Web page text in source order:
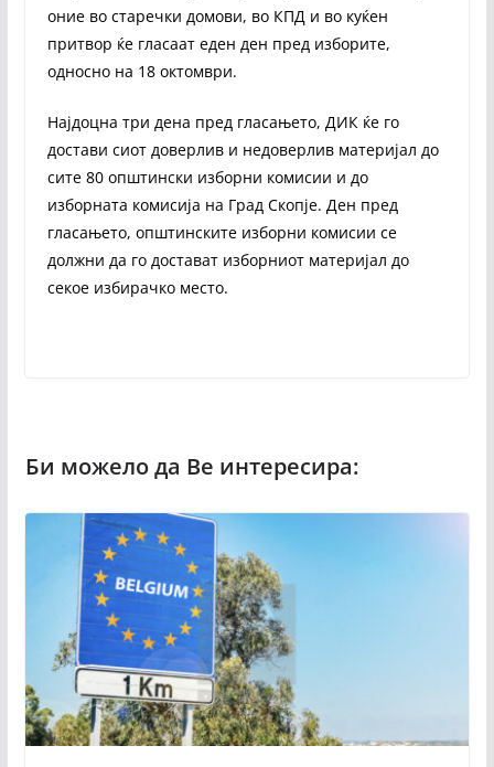
оние во старечки домови, во КПД и во куќен
притвор ќе гласаат еден ден пред изборите,
односно на 18 октомври.
Најдоцна три дена пред гласањето, ДИК ќе го
достави сиот доверлив и недоверлив материјал до
сите 80 општински изборни комисии и до
изборната комисија на Град Скопје. Ден пред
гласањето, општинските изборни комисии се
должни да го достават изборниот материјал до
секое избирачко место.